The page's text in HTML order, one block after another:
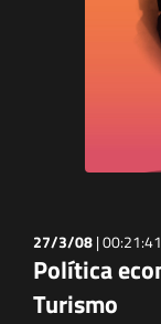
27/3/08|00:21:41
Política
Turismo